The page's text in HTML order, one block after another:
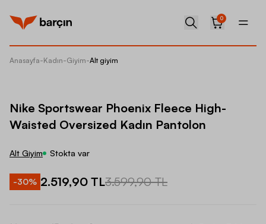
0
Anasayfa-Kadın-Giyim-Alt giyim
Nike Sportswear Phoenix Fleece High-
Waisted Oversized Kadın Pantolon
Alt Giyim Stokta var
-30% 2.519,90 TL3.599,90 TL